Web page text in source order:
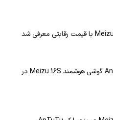
نتایج بنچمارک AnTuTu گوشی هوشمند Meizu 16S در